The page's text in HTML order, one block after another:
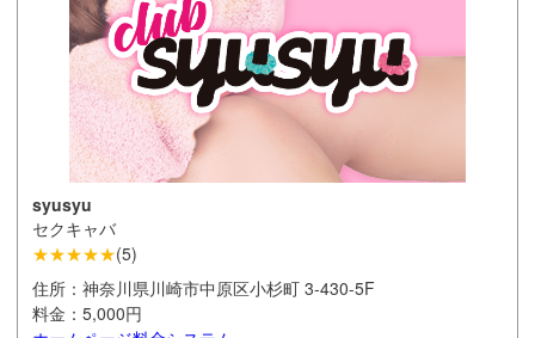
syusyu
セクキャバ
★★★★★(5)
住所： 神奈川県川崎市中原区小杉町 3-430-5F
料金： 5,000円